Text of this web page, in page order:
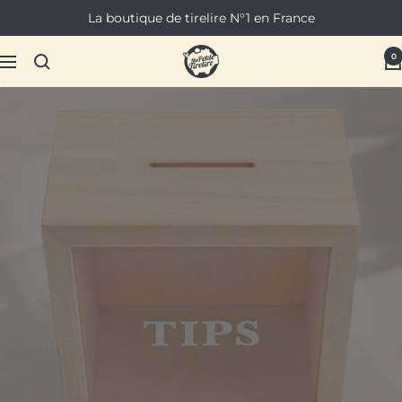
au
contenu
La boutique de tirelire N°1 en France
Navigation
Ma
Petite
0